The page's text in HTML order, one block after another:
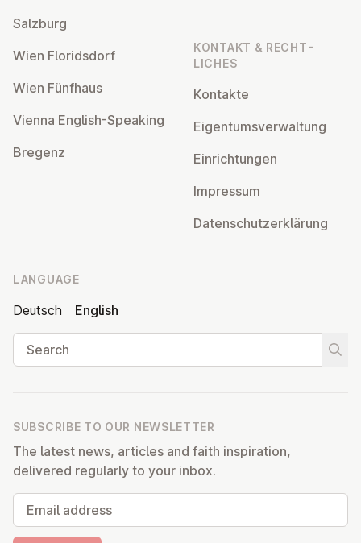
Salzburg
Wien Flor­idsdorf
Wien Fünfhaus
Vienna English-Speaking
Bregenz
KONTAKT & RECHT­
LICHES
Kontakte
Ei­gentums­ver­wal­tung
Ein­rich­tun­gen
Impressum
Datens­chutzerklärung
LANGUAGE
Deutsch
English
Search
SUBSCRIBE TO OUR NEWSLETTER
The latest news, articles and faith inspiration,
delivered regularly to your inbox.
Email address